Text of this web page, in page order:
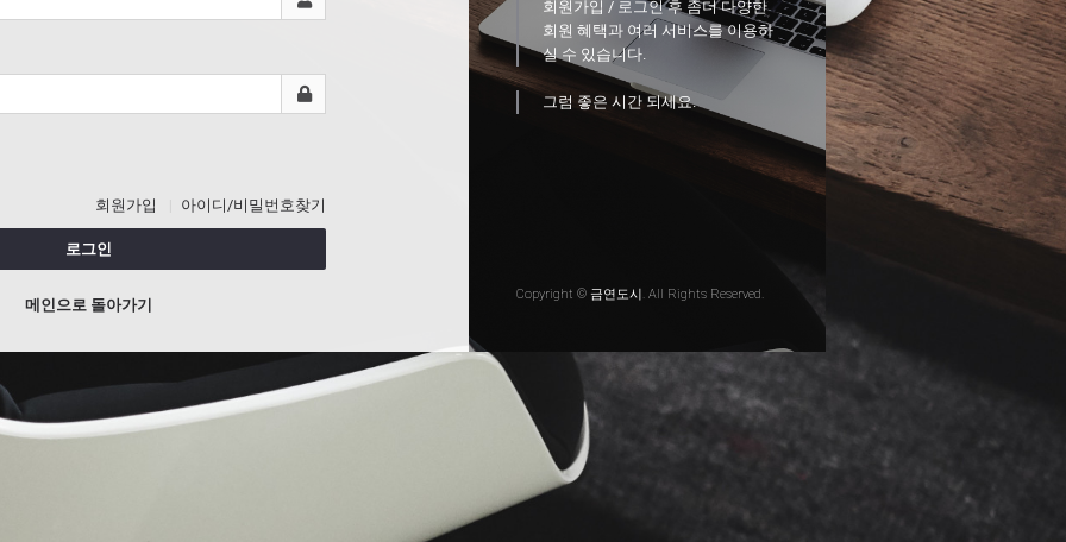
회원가입 아이디/비밀번호찾기
로그인
메인으로 돌아가기
회원가입 / 로그인 후 좀더 다양한
회원 혜택과 여러 서비스를 이용하
실 수 있습니다.
그럼 좋은 시간 되세요.
Copyright © 금연도시. All Rights Reserved.